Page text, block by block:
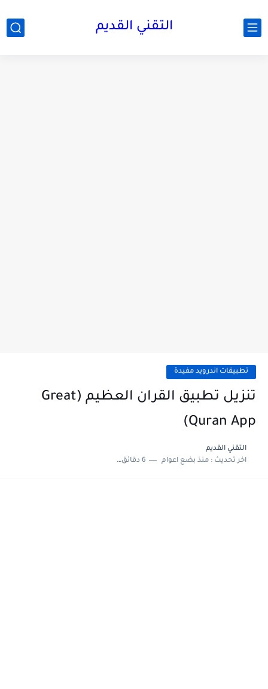
التقني القديم
تطبيقات اندرويد مفيدة
تنزيل تطبيق القران العظيم (Great
Quran App)
التقني القديم
اخر تحديث :منذ بضع اعوام 6 دقائق للقراءة